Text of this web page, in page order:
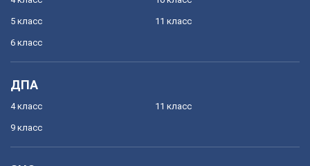
5 класс
6 класс
11 класс
ДПА
4 класс
9 класс
11 класс